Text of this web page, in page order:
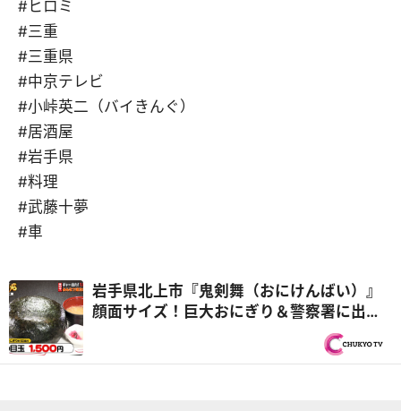
#ヒロミ
#三重
#三重県
#中京テレビ
#小峠英二（バイきんぐ）
#居酒屋
#岩手県
#料理
#武藤十夢
#車
岩手県北上市『鬼剣舞（おにけんばい）』
顔面サイズ！巨大おにぎり＆警察署に出前
に来るお店はオモウマい！？三重県津市で